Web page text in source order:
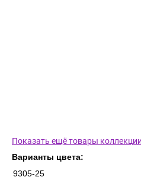
Показать ещё товары
Варианты цвета:
9305-25